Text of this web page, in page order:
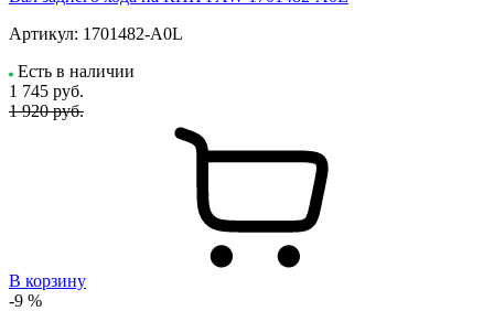
Артикул: 1701482-A0L
Есть в наличии
1 745 руб.
1 920 руб.
В корзину
-9 %